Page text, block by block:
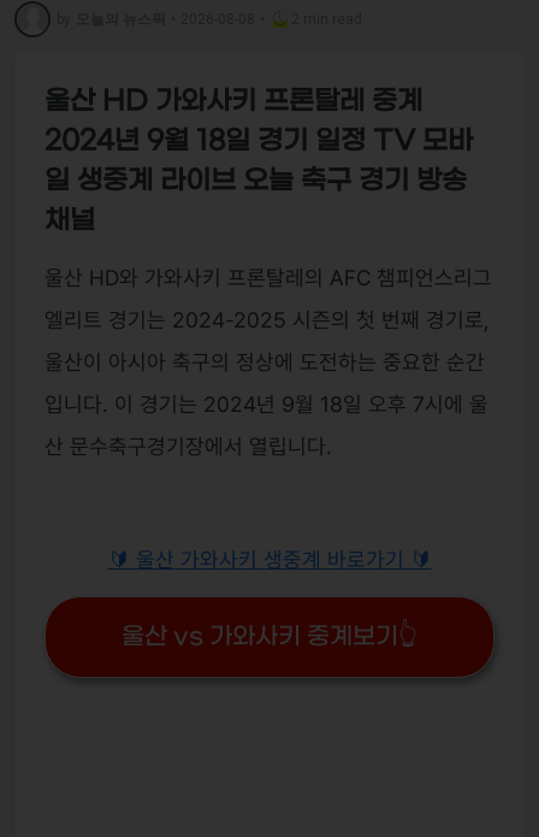
울산 HD 가와사키 프론탈레 중계
2024년 9월 18일 경기 일정 TV 모바
일 생중계 라이브 오늘 축구 경기 방송
채널
울산 HD와 가와사키 프론탈레의 AFC 챔피언스리그
엘리트 경기는 2024-2025 시즌의 첫 번째 경기로,
울산이 아시아 축구의 정상에 도전하는 중요한 순간
입니다. 이 경기는 2024년 9월 18일 오후 7시에 울
산 문수축구경기장에서 열립니다.
🔰 울산 가와사키 생중계 바로가기 🔰
울산 vs 가와사키 중계보기👆